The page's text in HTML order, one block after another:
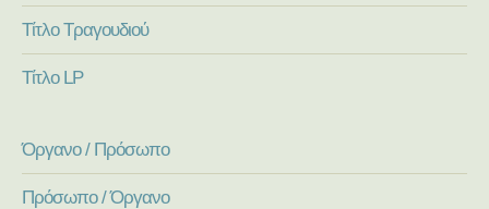
Τίτλο Τραγουδιού
Τίτλο LP
Όργανο / Πρόσωπο
Πρόσωπο / Όργανο